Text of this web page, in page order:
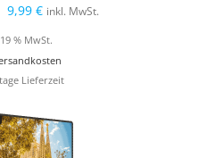
Ursprünglicher
Preis
war:
12,99 €
9,99 €Aktueller
Preis
ist:
9,99 €.
inkl. MwSt.
% MwSt.
Lieferzeit